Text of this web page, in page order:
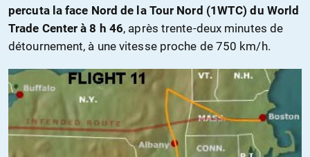
percuta la face Nord de la Tour Nord (1WTC) du World
Trade Center à 8 h 46, après trente-deux minutes de
détournement, à une vitesse proche de 750 km/h.